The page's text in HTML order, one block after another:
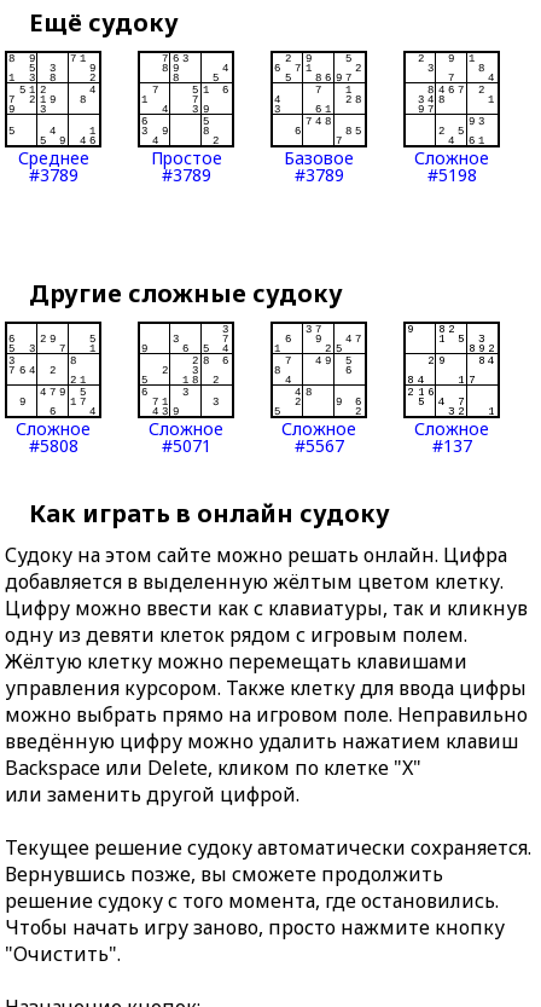
Ещё судоку
Среднее
#3789
Простое
#3789
Базовое
#3789
Сложное
#5198
Другие сложные судоку
Сложное
#5808
Сложное
#5071
Сложное
#5567
Сложное
#137
Как играть в онлайн судоку
Судоку на этом сайте можно решать онлайн. Цифра
добавляется в выделенную жёлтым цветом клетку.
Цифру можно ввести как с клавиатуры, так и кликнув
одну из девяти клеток рядом с игровым полем.
Жёлтую клетку можно перемещать клавишами
управления курсором. Также клетку для ввода цифры
можно выбрать прямо на игровом поле. Неправильно
введённую цифру можно удалить нажатием клавиш
Backspace или Delete, кликом по клетке "X"
или заменить другой цифрой.
Текущее решение судоку автоматически сохраняется.
Вернувшись позже, вы сможете продолжить
решение судоку с того момента, где остановились.
Чтобы начать игру заново, просто нажмите кнопку
"Очистить".